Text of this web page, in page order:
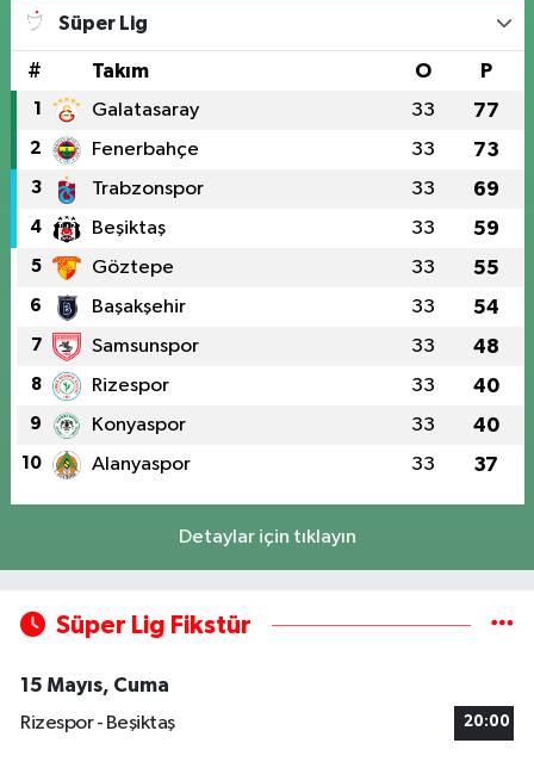
Süper Lig
# Takım O P
1 Galatasaray 33 77
2 Fenerbahçe 33 73
3 Trabzonspor 33 69
4 Beşiktaş 33 59
5 Göztepe 33 55
6 Başakşehir 33 54
7 Samsunspor 33 48
8 Rizespor 33 40
9 Konyaspor 33 40
10 Alanyaspor 33 37
Detaylar için tıklayın
Süper Lig Fikstür
15 Mayıs, Cuma
Rizespor - Beşiktaş
20:00